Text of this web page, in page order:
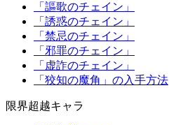
「謳歌のチェイン」
「誘惑のチェイン」
「禁忌のチェイン」
「邪罪のチェイン」
「虚詐のチェイン」
「狡知の魔角」の入手方法
限界超越キャラ